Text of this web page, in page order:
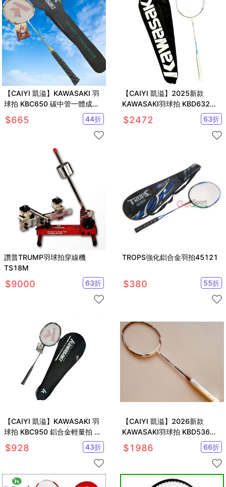
【CAIYI 凱溢】KAWASAKI 羽
球拍 KBC650 碳中管一體成型
超輕拍 附贈球袋2022新款
$665 44折
【CAIYI 凱溢】2025新款
KAWASAKI羽球拍 KBD632
Speed & Power超輕 高剛性碳
纖維
$2472 63折
讚普TRUMP羽球拍穿線機
TS18M
$9000 63折
TROPS強化鋁合金羽拍45121
$380 55折
【CAIYI 凱溢】KAWASAKI 羽
球拍 KBC950 鋁合金輕量拍 附
贈球袋YY, VICTOR參考 2022
新款
$928 43折
【CAIYI 凱溢】2026新款
KAWASAKI羽球拍 KBD536
Super Power III超輕 高剛性碳
纖維
$1986 66折